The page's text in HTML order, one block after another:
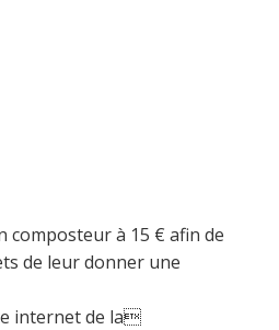
composteur à 15 € afin de
de leur donner une
internet de la